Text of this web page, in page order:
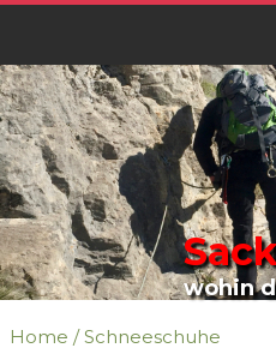
wohin
Home /Schneeschuhe